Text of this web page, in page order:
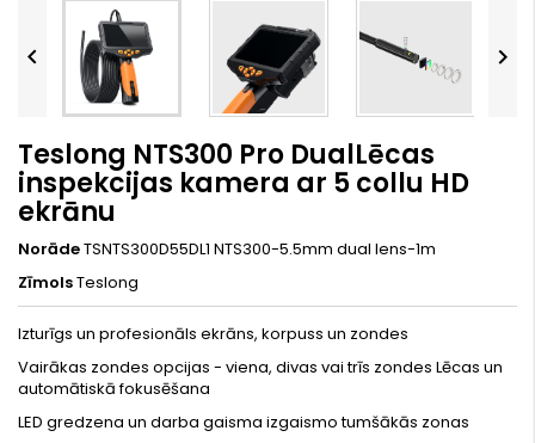
 
Teslong NTS300 Pro DualLēcas
inspekcijas kamera ar 5 collu HD
ekrānu
NorādeTSNTS300D55DL1 NTS300-5.5mm dual lens-1m
ZīmolsTeslong
Izturīgs un profesionāls ekrāns, korpuss un zondes
Vairākas zondes opcijas - viena, divas vai trīs zondes Lēcas un
automātiskā fokusēšana
LED gredzena un darba gaisma izgaismo tumšākās zonas